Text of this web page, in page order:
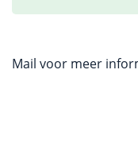
Mail voor meer